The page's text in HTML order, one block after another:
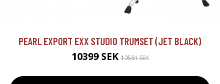
PEARL EXPORT EXX STUDIO TRUMSET (JET BLACK)
10399 SEK10581 SEK